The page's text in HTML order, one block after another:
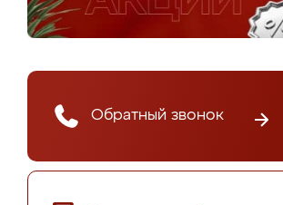
Обратный звонок